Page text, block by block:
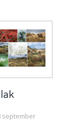
september